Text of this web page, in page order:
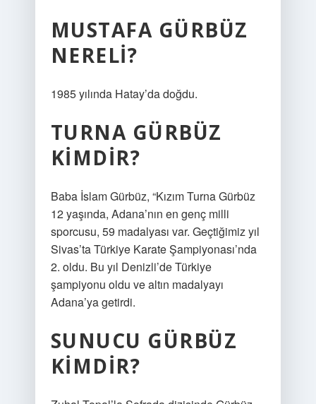
MUSTAFA GÜRBÜZ
NERELI?
1985 yılında Hatay’da doğdu.
TURNA GÜRBÜZ
KIMDIR?
Baba İslam Gürbüz, “Kızım Turna Gürbüz
12 yaşında, Adana’nın en genç milli
sporcusu, 59 madalyası var. Geçtiğimiz yıl
Sivas’ta Türkiye Karate Şampiyonası’nda
2. oldu. Bu yıl Denizli’de Türkiye
şampiyonu oldu ve altın madalyayı
Adana’ya getirdi.
SUNUCU GÜRBÜZ
KIMDIR?